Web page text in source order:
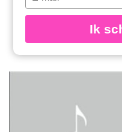
je
e-
in
Ik